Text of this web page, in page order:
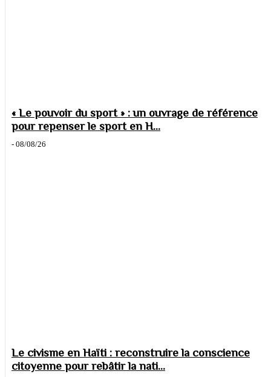
« Le pouvoir du sport » : un ouvrage de référence
pour repenser le sport en H...
- 08/08/26
Le civisme en Haïti : reconstruire la conscience
citoyenne pour rebâtir la nati...